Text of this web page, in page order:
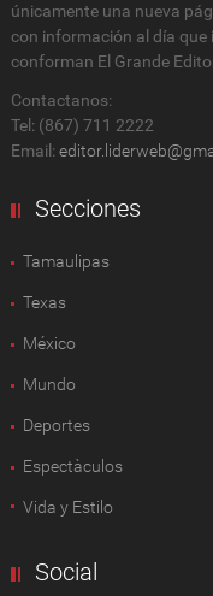
únicamente una nueva
con información al día que
conforman El Grande
Contactanos:
Tel: (867) 711 2222
Email:
Secciones
Tamaulipas
Texas
México
Mundo
Deportes
Espectàculos
Vida y Estilo
Social